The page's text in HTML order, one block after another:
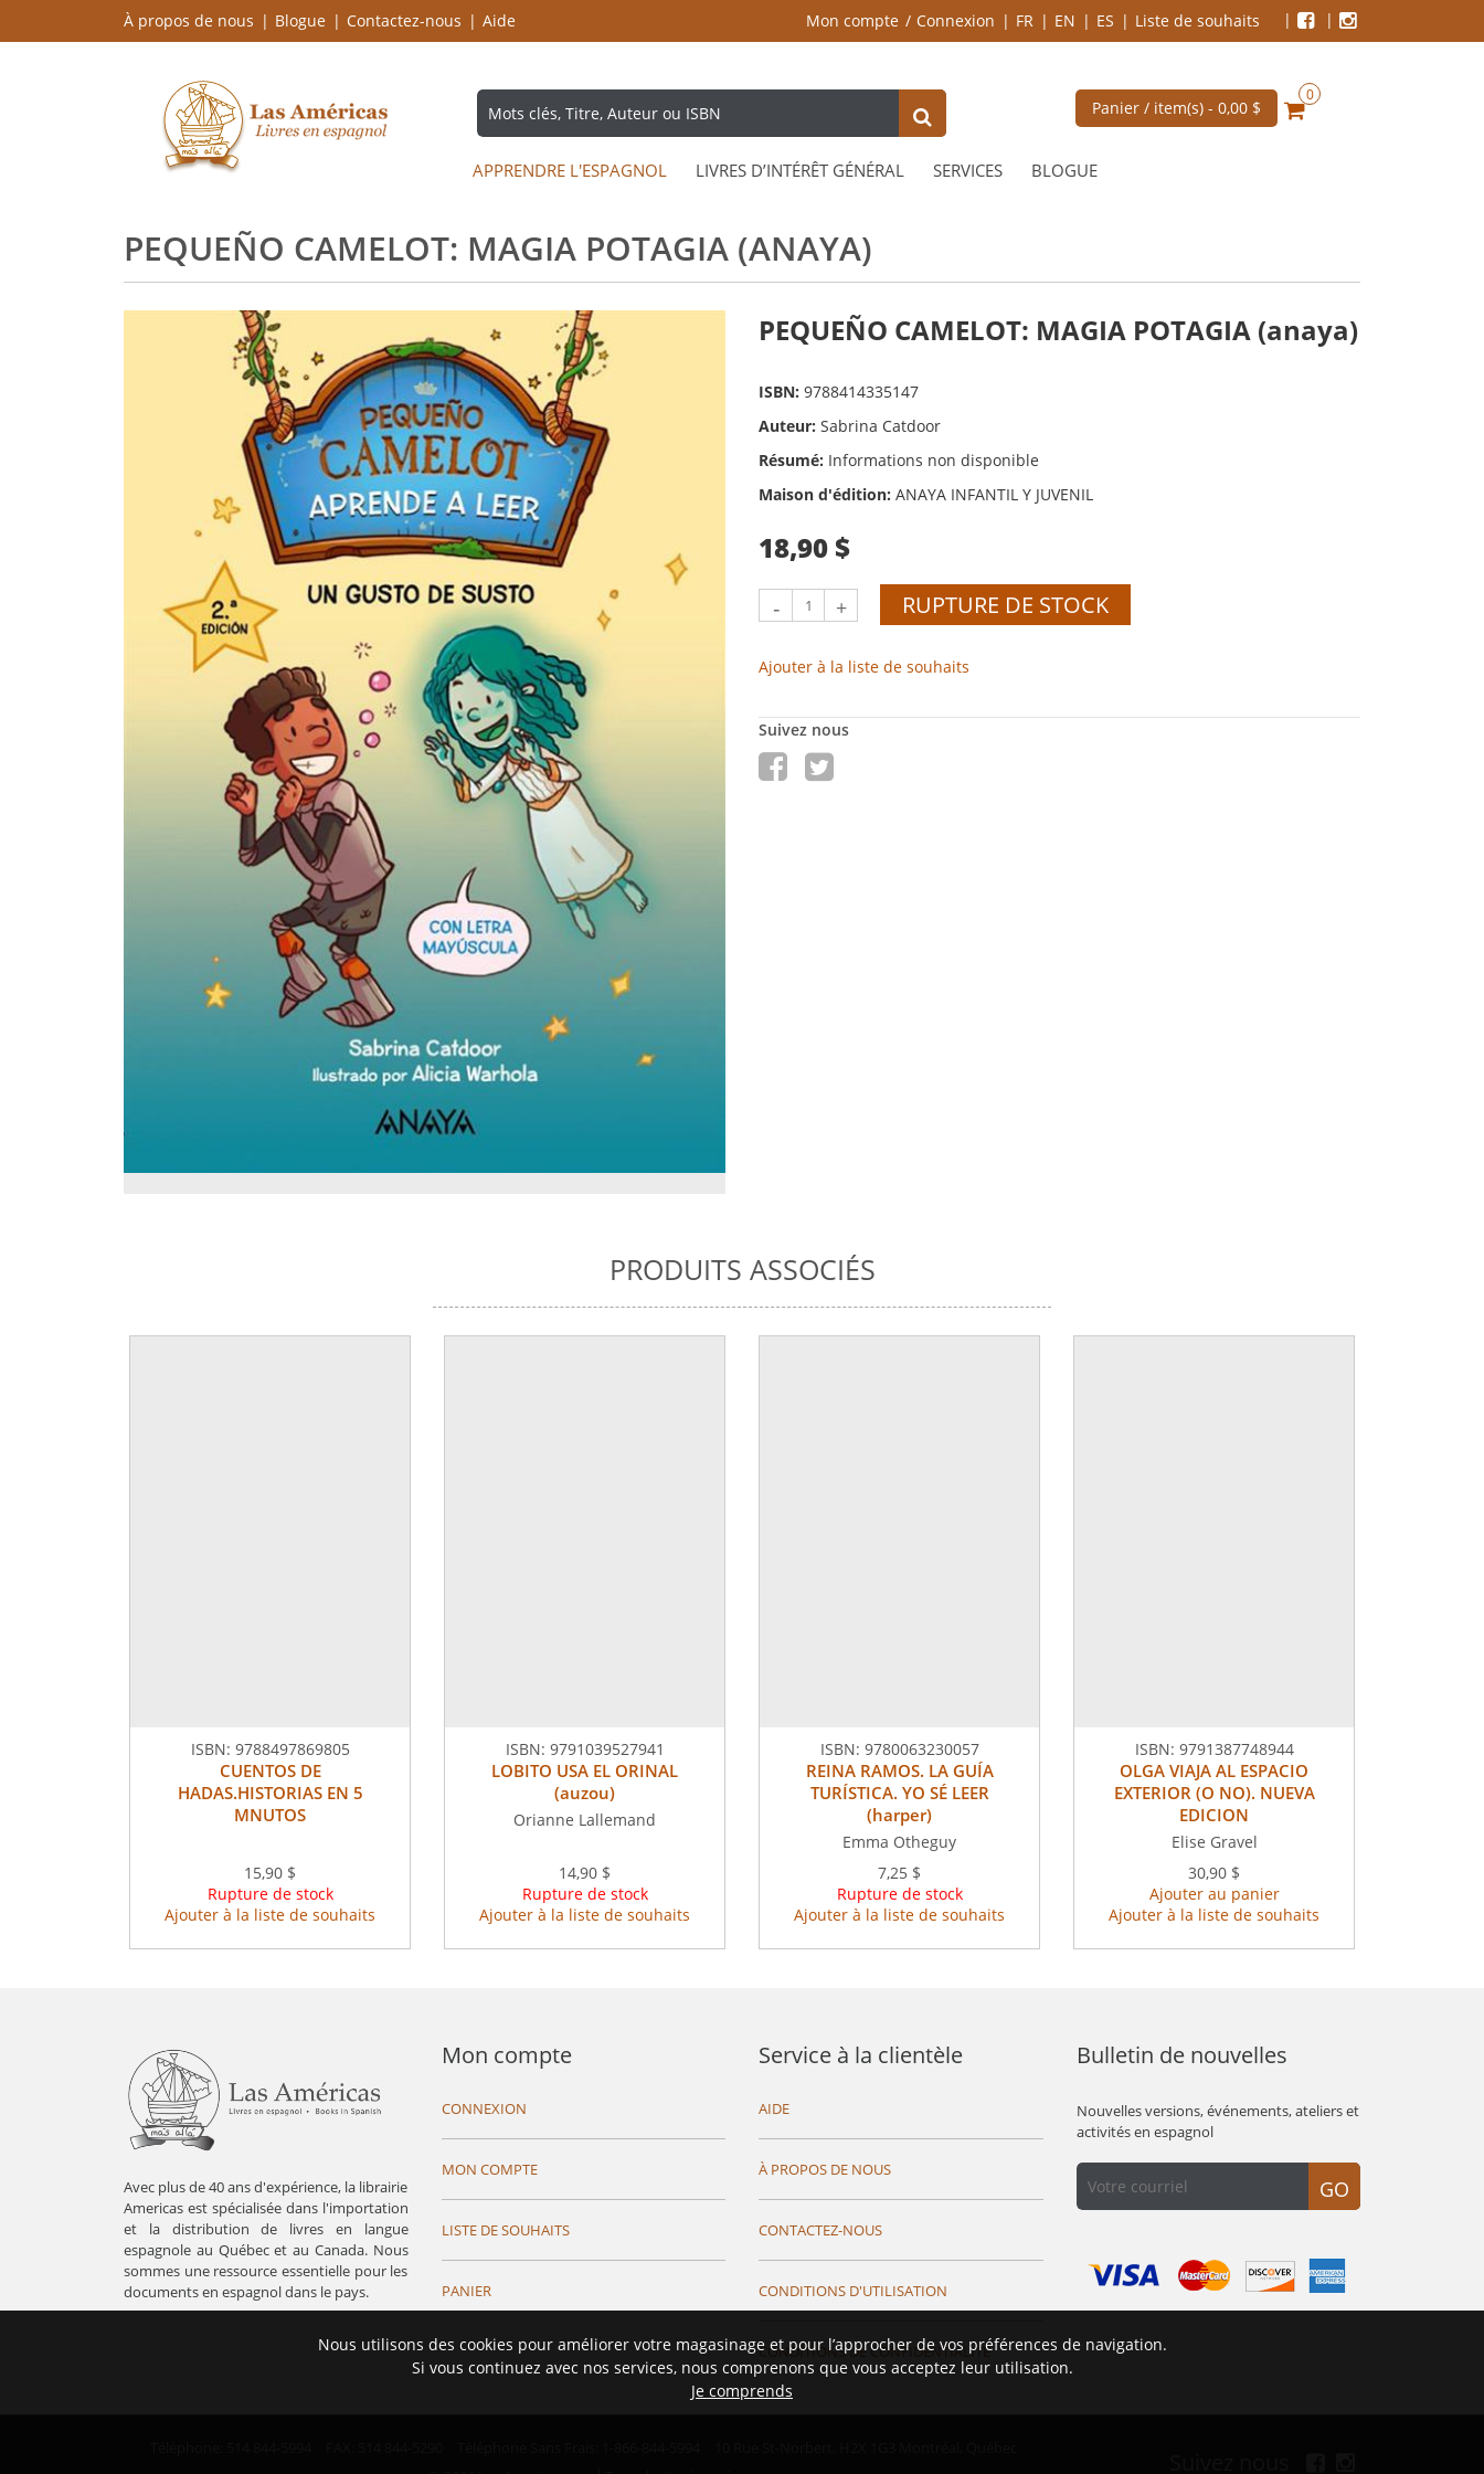
À propos de nous Blogue Contactez-nous Aide Mon compte Connexion FR EN ES Liste de souhaits
Panier / item(s) - 0,00 $
0
APPRENDRE L'ESPAGNOL LIVRES D’INTÉRÊT GÉNÉRAL SERVICES BLOGUE
PEQUEÑO CAMELOT: MAGIA POTAGIA (ANAYA)
PEQUEÑO CAMELOT: MAGIA POTAGIA (anaya)
ISBN: 9788414335147
Auteur: Sabrina Catdoor
Résumé: Informations non disponible
Maison d'édition: ANAYA INFANTIL Y JUVENIL
18,90 $
- + RUPTURE DE STOCK
Ajouter à la liste de souhaits
Suivez nous
PRODUITS ASSOCIÉS
ISBN: 9788497869805
CUENTOS DE
HADAS.HISTORIAS EN 5
MNUTOS
15,90 $
Rupture de stock
Ajouter à la liste de souhaits
ISBN: 9791039527941
LOBITO USA EL ORINAL
(auzou)
Orianne Lallemand
14,90 $
Rupture de stock
Ajouter à la liste de souhaits
ISBN: 9780063230057
REINA RAMOS. LA GUÍA
TURÍSTICA. YO SÉ LEER
(harper)
Emma Otheguy
7,25 $
Rupture de stock
Ajouter à la liste de souhaits
ISBN: 9791387748944
OLGA VIAJA AL ESPACIO
EXTERIOR (O NO). NUEVA
EDICION
Elise Gravel
30,90 $
Ajouter au panier
Ajouter à la liste de souhaits
Avec plus de 40 ans d'expérience, la librairie
Americas est spécialisée dans l'importation
et la distribution de livres en langue
espagnole au Québec et au Canada. Nous
sommes une ressource essentielle pour les
documents en espagnol dans le pays.
Mon compte
CONNEXION
MON COMPTE
LISTE DE SOUHAITS
PANIER
Service à la clientèle
AIDE
À PROPOS DE NOUS
CONTACTEZ-NOUS
CONDITIONS D'UTILISATION
CONDITIONS DE CONFIDENTIALITÉ
Bulletin de nouvelles
Nouvelles versions, événements, ateliers et
activités en espagnol
GO
Nous utilisons des cookies pour améliorer votre magasinage et pour l’approcher de vos préférences de navigation.
Si vous continuez avec nos services, nous comprenons que vous acceptez leur utilisation.
Je comprends